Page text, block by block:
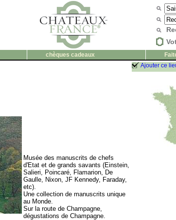
chèques cadeaux
Musée des manuscrits de chefs
d'Etat et de grands savants (Einstein,
Salieri, Poincaré, Flamarion, De
Gaulle, Nixon, JF Kennedy, Faraday,
etc).
Une collection de manuscrits unique
au Monde.
Sur la route de Champagne,
dégustations de Champagne.
Ajouter ce